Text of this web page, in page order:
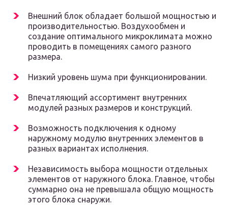
Внешний блок обладает большой мощностью и
производительностью. Воздухообмен и
создание оптимального микроклимата можно
проводить в помещениях самого разного
размера.
Низкий уровень шума при функционировании.
Впечатляющий ассортимент внутренних
модулей разных размеров и конструкций.
Возможность подключения к одному
наружному модулю внутренних элементов в
разных вариантах исполнения.
Независимость выбора мощности отдельных
элементов от наружного блока. Главное, чтобы
суммарно она не превышала общую мощность
этого блока снаружи.